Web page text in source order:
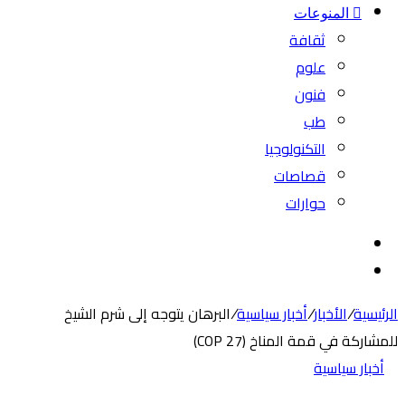
المنوعات
ثقافة
علوم
فنون
طب
التكنولوجيا
قصاصات
حوارات
الرئيسية/الأخبار/أخبار سياسية/البرهان يتوجه إلى شرم الشيخ
للمشاركة في قمة المناخ (27 COP)
أخبار سياسية